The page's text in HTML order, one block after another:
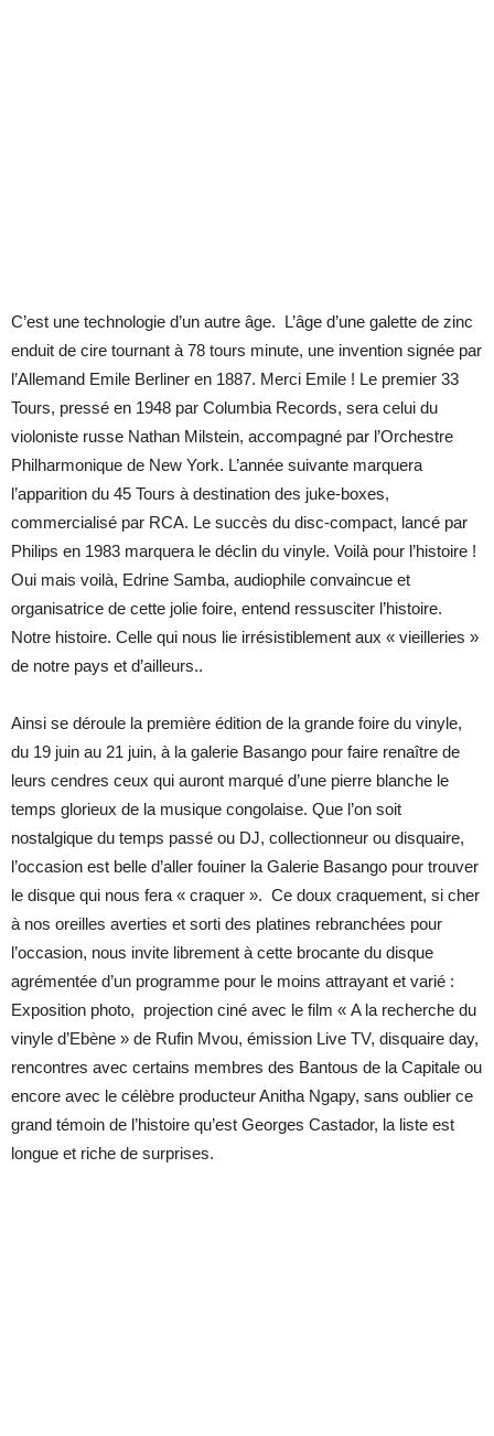
C’est une technologie d’un autre âge. L’âge d’une galette de zinc
enduit de cire tournant à 78 tours minute, une invention signée par
l’Allemand Emile Berliner en 1887. Merci Emile ! Le premier 33
Tours, pressé en 1948 par Columbia Records, sera celui du
violoniste russe Nathan Milstein, accompagné par l’Orchestre
Philharmonique de New York. L’année suivante marquera
l’apparition du 45 Tours à destination des juke-boxes,
commercialisé par RCA. Le succès du disc-compact, lancé par
Philips en 1983 marquera le déclin du vinyle. Voilà pour l’histoire !
Oui mais voilà, Edrine Samba, audiophile convaincue et
organisatrice de cette jolie foire, entend ressusciter l’histoire.
Notre histoire. Celle qui nous lie irrésistiblement aux « vieilleries »
de notre pays et d’ailleurs..
Ainsi se déroule la première édition de la grande foire du vinyle,
du 19 juin au 21 juin, à la galerie Basango pour faire renaître de
leurs cendres ceux qui auront marqué d’une pierre blanche le
temps glorieux de la musique congolaise. Que l’on soit
nostalgique du temps passé ou DJ, collectionneur ou disquaire,
l’occasion est belle d’aller fouiner la Galerie Basango pour trouver
le disque qui nous fera « craquer ». Ce doux craquement, si cher
à nos oreilles averties et sorti des platines rebranchées pour
l’occasion, nous invite librement à cette brocante du disque
agrémentée d’un programme pour le moins attrayant et varié :
Exposition photo, projection ciné avec le film « A la recherche du
vinyle d’Ebène » de Rufin Mvou, émission Live TV, disquaire day,
rencontres avec certains membres des Bantous de la Capitale ou
encore avec le célèbre producteur Anitha Ngapy, sans oublier ce
grand témoin de l’histoire qu’est Georges Castador, la liste est
longue et riche de surprises.